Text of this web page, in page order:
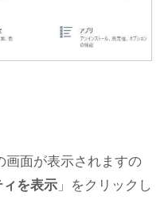
画面が表示されますの
を表示 」をクリックし